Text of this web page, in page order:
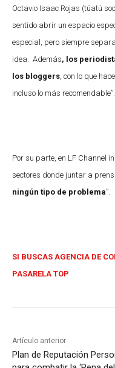
Octavio Isaac Rojas (túatú
sentido abrir un espacio
especial, pero siempre
idea. Además, los
los bloggers , con lo que
incluso lo más recomendable”.
Por su parte, en LF Channel
sectores donde juntar a
ningún tipo de problema”.
SI BUSCAS AGENCIA DE
PASARELA TOP
Artículo anterior
Plan de Reputación